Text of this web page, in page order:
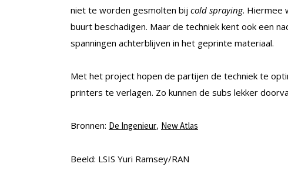
niet te worden gesmolten bij cold spraying. Hiermee
buurt beschadigen. Maar de techniek kent ook een
spanningen achterblijven in het geprinte materiaal.
Met het project hopen de partijen de techniek te
printers te verlagen. Zo kunnen de subs lekker
Bronnen: De Ingenieur, New Atlas
Beeld: LSIS Yuri Ramsey/RAN